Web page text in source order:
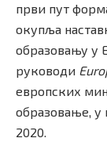
први пут
окупља
образовању у
руководи
европских
образовање, у
2020.